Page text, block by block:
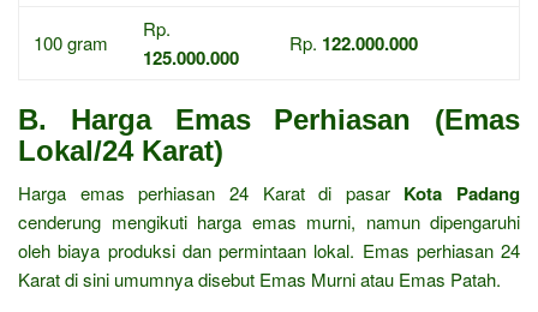
100 gram
Rp.
125.000.000
Rp. 122.000.000
B. Harga Emas Perhiasan (Emas
Lokal/24 Karat)
Harga emas perhiasan 24 Karat di pasar Kota Padang
cenderung mengikuti harga emas murni, namun dipengaruhi
oleh biaya produksi dan permintaan lokal. Emas perhiasan 24
Karat di sini umumnya disebut Emas Murni atau Emas Patah.